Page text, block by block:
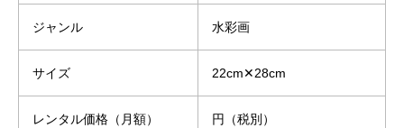
ジャンル 水彩画
サイズ 22cm✕28cm
レンタル価格（月額） 円（税別）